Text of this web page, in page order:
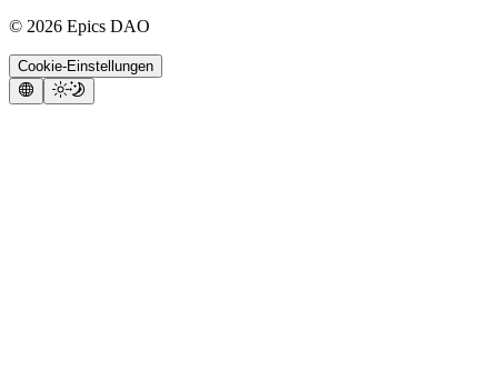
© 2026 Epics DAO
Cookie-Einstellungen